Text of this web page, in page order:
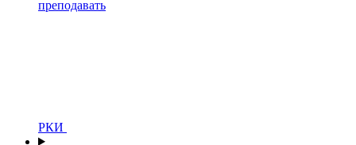
преподавать
РКИ